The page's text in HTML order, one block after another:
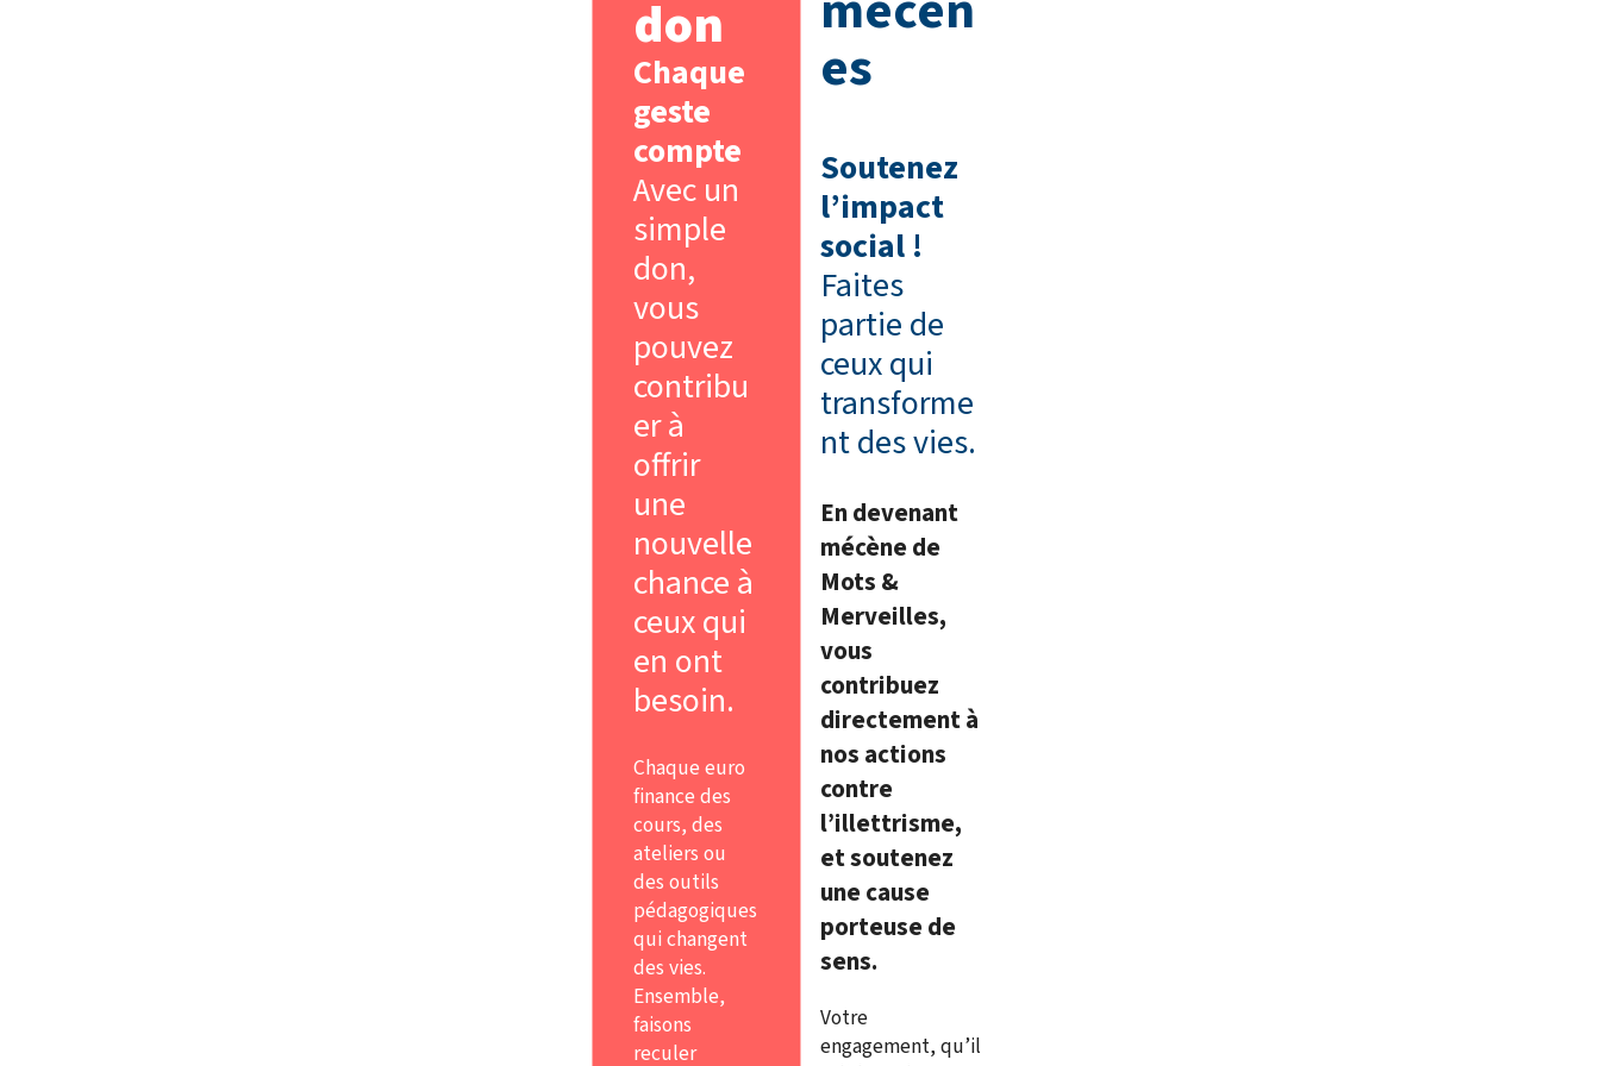
don
Chaque
geste
compte
Avec un
simple
don,
vous
pouvez
contribu
er à
offrir
une
nouvelle
chance à
ceux qui
en ont
besoin.
Chaque euro
finance des
cours, des
ateliers ou
des outils
pédagogiques
qui changent
des vies.
Ensemble,
faisons
reculer
es
Soutenez
l’impact
social !
Faites
partie de
ceux qui
transforme
nt des vies.
En devenant
mécène de
Mots &
Merveilles,
vous
contribuez
directement à
nos actions
contre
l’illettrisme,
et soutenez
une cause
porteuse de
sens.
Votre
engagement, qu’il